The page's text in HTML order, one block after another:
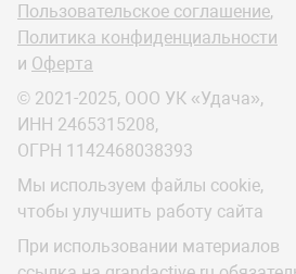
Пользовательское соглашение,
Политика конфиденциальности
и Оферта
© 2021-2025, ООО УК «Удача»,
ИНН 2465315208,
ОГРН 1142468038393
Мы используем файлы cookie,
чтобы улучшить работу сайта
При использовании материалов